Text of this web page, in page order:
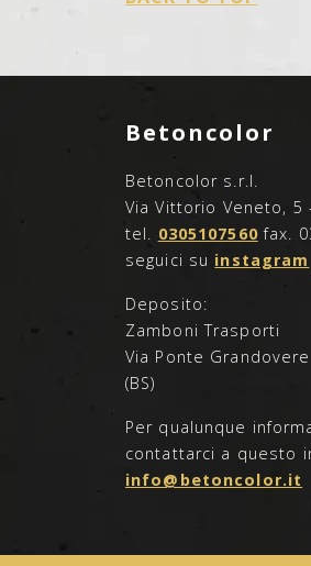
Betoncolor
Betoncolor s.r.l.
Via Vittorio Veneto, 5
tel. 0305107560fax.
seguici su instagram
Deposito:
Zamboni Trasporti
Via Ponte
(BS)
Per qualunque
contattarci a questo
info@betoncolor.it